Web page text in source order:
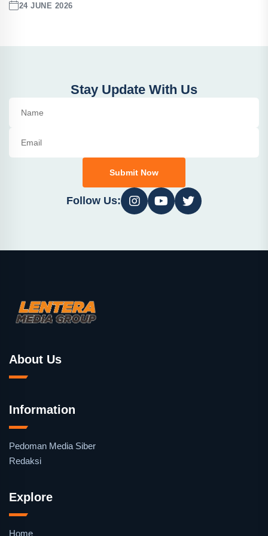
24 JUNE 2026
Stay Update With Us
Submit Now
Follow Us:
About Us
Information
Pedoman Media Siber
Redaksi
Explore
Home